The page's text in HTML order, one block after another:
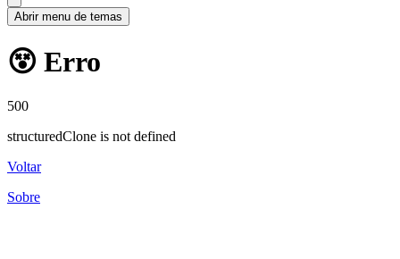
Abrir menu de temas
😵 Erro
500
structuredClone is not defined
Voltar
Sobre